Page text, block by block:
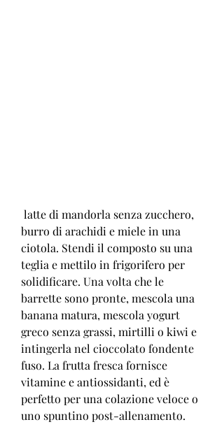
burro di arachidi e miele in una
ciotola. Stendi il composto su una
teglia e mettilo in frigorifero per
solidificare. Una volta che le
barrette sono pronte, mescola una
banana matura, mescola yogurt
greco senza grassi, mirtilli o kiwi e
intingerla nel cioccolato fondente
fuso. La frutta fresca fornisce
vitamine e antiossidanti, ed è
perfetto per una colazione veloce o
uno spuntino post-allenamento.